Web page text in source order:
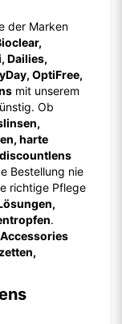
der Marken
Dailies,
OptiFree,
mit unserem
Ob
harte
discountlens
Bestellung nie
richtige Pflege
.
Accessories